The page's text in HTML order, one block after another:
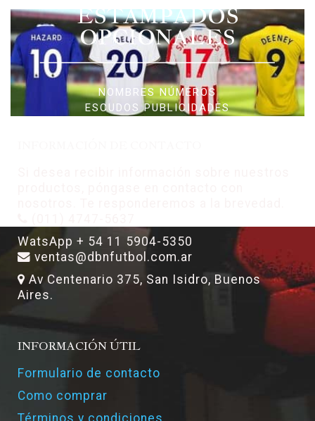
ESTAMPADOS
OPCIONALES
NOMBRES NÚMEROS
ESCUDOS PUBLICIDADES
WatsApp + 54 11 5904-5350
ventas@dbnfutbol.com.ar
Av Centenario 375, San Isidro, Buenos
Aires.
INFORMACIÓN ÚTIL
Formulario de contacto
Como comprar
Términos y condiciones